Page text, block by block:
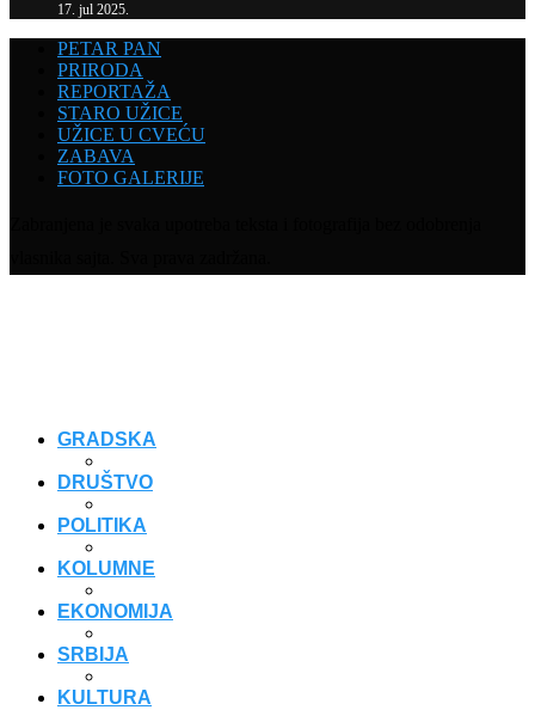
17. jul 2025.
PETAR PAN
PRIRODA
REPORTAŽA
STARO UŽICE
UŽICE U CVEĆU
ZABAVA
FOTO GALERIJE
GRADSKA
DRUŠTVO
POLITIKA
KOLUMNE
EKONOMIJA
SRBIJA
KULTURA